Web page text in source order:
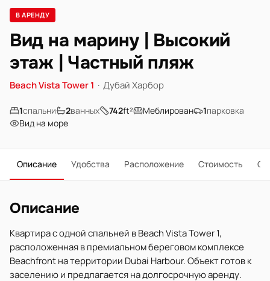
В АРЕНДУ
Вид на марину | Высокий
этаж | Частный пляж
Beach Vista Tower 1 · Дубай Харбор
1спальни 2ванных 742ft² Меблирован 1парковка
Вид на море
Описание Удобства Расположение Стоимость О
Описание
Квартира с одной спальней в Beach Vista Tower 1,
расположенная в премиальном береговом комплексе
Beachfront на территории Dubai Harbour. Объект готов к
заселению и предлагается на долгосрочную аренду.